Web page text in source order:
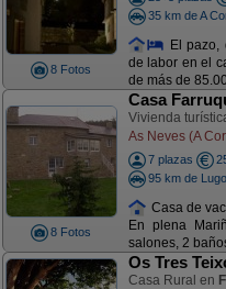
8 Fotos
35 km de A
El pazo,
de labor en el
de más de
8 Fotos
Casa
Vivienda
As Neves (A
7 plazas
95 km de Lugo
Casa de
En plena
salones, 2
Os Tres
Casa Rural en